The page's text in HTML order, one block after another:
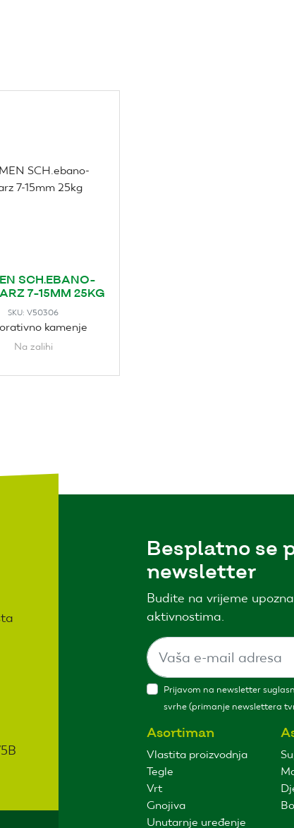
SCH.EBANO-
7-15MM 25KG
SKU:V50306
kamenje
Na zalihi
Besplatno se
newsletter
Budite na vrijeme
aktivnostima.
Prijavom na newsletter
svrhe (primanje newslettera
Asortiman
Vlastita proizvodnja
Tegle
Vrt
Gnojiva
Unutarnje uređenje